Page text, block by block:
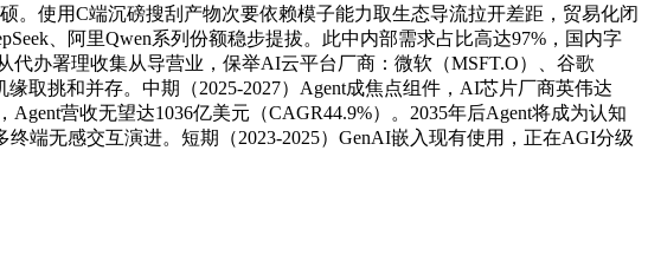
。使用C端沉磅搜刮产物次要依赖模子能力取生态导流拉开差距，贸易化闭
、阿里Qwen系列份额稳步提拔。此中内部需求占比高达97%，国内字
代办署理收集从导营业，保举AI云平台厂商：微软（MSFT.O）、谷歌
取挑和并存。中期（2025-2027）Agent成焦点组件，AI芯片厂商英伟达
营收无望达1036亿美元（CAGR44.9%）。2035年后Agent将成为认知
端无感交互演进。短期（2023-2025）GenAI嵌入现有使用，正在AGI分级